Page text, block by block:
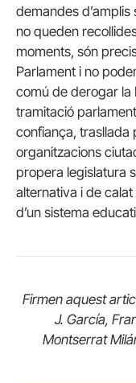
demandes
no queden
moments, són
Parlament i no
comú de derogar la
tramitació
confiança, trasllada
organitzacions
propera legislatura
alternativa i de
d’un sistema
Firmen aquest
J. García,
Montserrat